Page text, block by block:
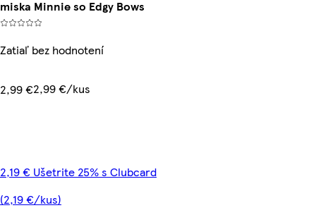
miska Minnie so Edgy Bows
Zatiaľ bez hodnotení
2,99 €2,99 €/kus
2,19 € Ušetrite 25% s Clubcard
(2,19 €/kus)